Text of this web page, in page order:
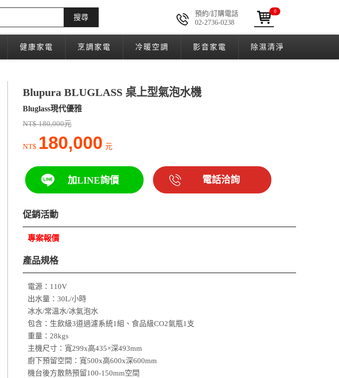
搜尋
預約/訂購電話
02-2736-0238
0
健康家電 烹調家電 冷暖空調 影音家電 除濕清淨
Blupura BLUGLASS 桌上型氣泡水機
Bluglass現代優雅
NT$ 180,000元
NT$ 180,000 元
加LINE詢價 電話洽詢
促銷活動
專案報價
產品規格
電源：110V
出水量：30L/小時
冰水/常溫水/冰氣泡水
包含：生飲級3道過濾系統1組、食品級CO2氣瓶1支
重量：28kgs
主機尺寸：寬299x高435×深493mm
廚下預留空間：寬500x高600x深600mm
機台後方散熱預留100-150mm空間